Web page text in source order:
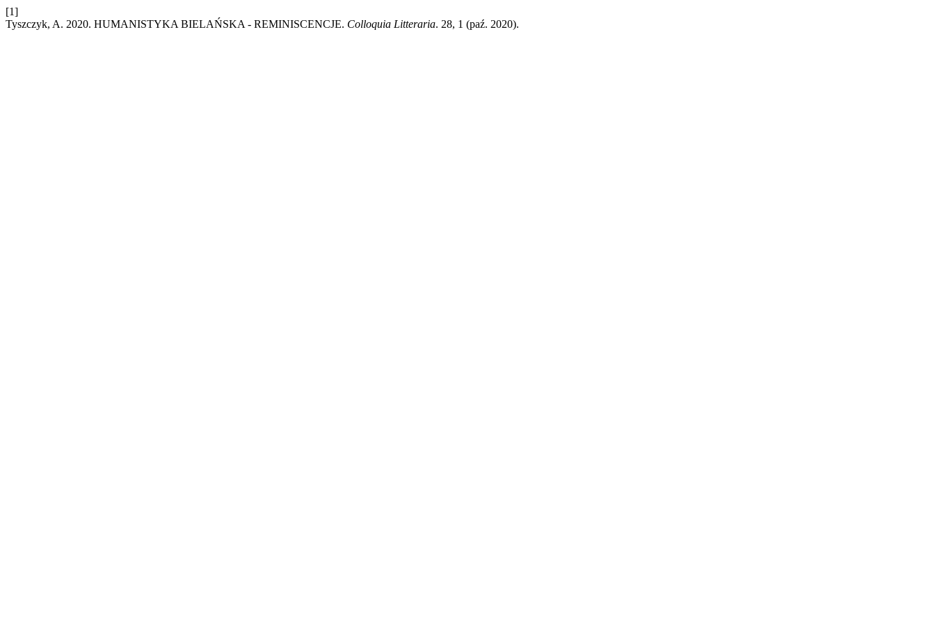
[1]
Tyszczyk, A. 2020. HUMANISTYKA BIELAŃSKA - REMINISCENCJE. Colloquia Litteraria. 28, 1 (paź. 2020).